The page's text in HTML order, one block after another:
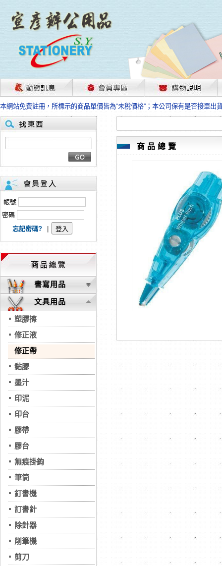
茲因國際情勢變化石油及塑化原物料波動漲幅甚大，部份上游供應商已採取
本網站免費註冊，所標示的商品單價皆為“未稅價格”；本公司保有是否接單出
HP、EPSON、CANON原廠耗材價格浮動，下單前請先跟客服人員確認最新
本網站免費註冊，所標示的商品單價皆為“未稅價格”；本公司保有是否接單出
匯款客戶請注意！因商品繁複來不及發現短缺，遂待客服人員跟您確認訂單
本網站免費註冊，所標示的商品單價皆為“未稅價格”；本公司保有是否接單出
茲因國際情勢變化石油及塑化原物料波動漲幅甚大，部份上游供應商已採取
本網站免費註冊，所標示的商品單價皆為“未稅價格”；本公司保有是否接單出
HP、EPSON、CANON原廠耗材價格浮動，下單前請先跟客服人員確認最新
本網站免費註冊，所標示的商品單價皆為“未稅價格”；本公司保有是否接單出
匯款客戶請注意！因商品繁複來不及發現短缺，遂待客服人員跟您確認訂單
本網站免費註冊，所標示的商品單價皆為“未稅價格”；本公司保有是否接單出
帳號
密碼
忘記密碼?
書寫用品
文具用品
塑膠擦
修正液
修正帶
黏膠
墨汁
印泥
印台
膠帶
膠台
無痕掛鉤
筆筒
釘書機
訂書針
除針器
削筆機
剪刀
商品總覽